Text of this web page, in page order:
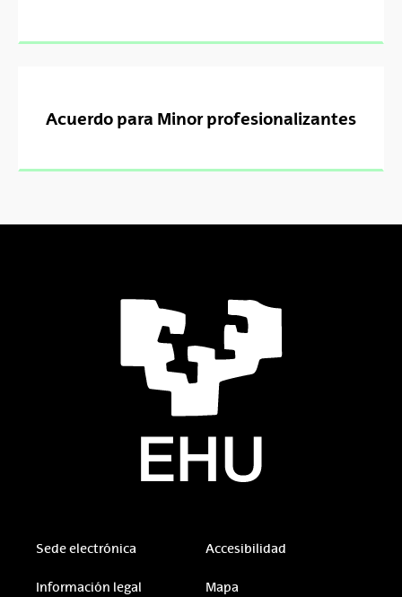
Acuerdo para Minor profesionalizantes
Sede electrónica Accesibilidad
Información legal Mapa